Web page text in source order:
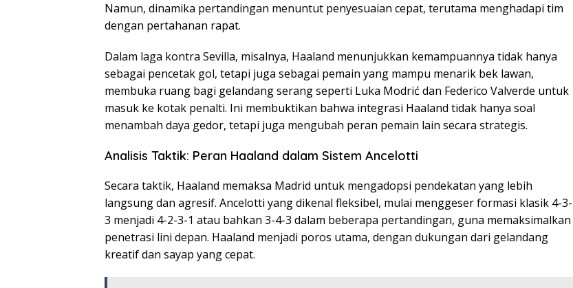
Namun, dinamika pertandingan menuntut penyesuaian cepat, terutama menghadapi tim
dengan pertahanan rapat.
Dalam laga kontra Sevilla, misalnya, Haaland menunjukkan kemampuannya tidak hanya
sebagai pencetak gol, tetapi juga sebagai pemain yang mampu menarik bek lawan,
membuka ruang bagi gelandang serang seperti Luka Modrić dan Federico Valverde untuk
masuk ke kotak penalti. Ini membuktikan bahwa integrasi Haaland tidak hanya soal
menambah daya gedor, tetapi juga mengubah peran pemain lain secara strategis.
Analisis Taktik: Peran Haaland dalam Sistem Ancelotti
Secara taktik, Haaland memaksa Madrid untuk mengadopsi pendekatan yang lebih
langsung dan agresif. Ancelotti yang dikenal fleksibel, mulai menggeser formasi klasik 4-3-
3 menjadi 4-2-3-1 atau bahkan 3-4-3 dalam beberapa pertandingan, guna memaksimalkan
penetrasi lini depan. Haaland menjadi poros utama, dengan dukungan dari gelandang
kreatif dan sayap yang cepat.